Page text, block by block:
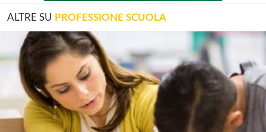
ALTRE SU PROFESSIONE SCUOLA